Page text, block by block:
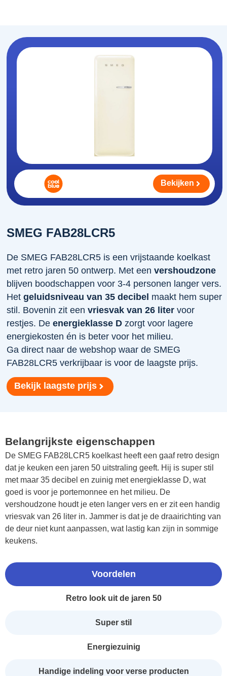
SMEG FAB28LCR5
De SMEG FAB28LCR5 is een vrijstaande koelkast
met retro jaren 50 ontwerp. Met eenvershoudzone
blijven boodschappen voor 3-4 personen langer vers.
Hetgeluidsniveau van 35 decibel maakt hem super
stil. Bovenin zit eenvriesvak van 26 liter voor
restjes. Deenergieklasse D zorgt voor lagere
energiekosten én is beter voor het milieu.
Ga direct naar de webshop waar de SMEG
FAB28LCR5 verkrijbaar is voor de laagste prijs.
Bekijk laagste prijs
Bekijken
Belangrijkste eigenschappen
De SMEG FAB28LCR5 koelkast heeft een gaaf retro design
dat je keuken een jaren 50 uitstraling geeft. Hij is super stil
met maar 35 decibel en zuinig met energieklasse D, wat
goed is voor je portemonnee en het milieu. De
vershoudzone houdt je eten langer vers en er zit een handig
vriesvak van 26 liter in. Jammer is dat je de draairichting van
de deur niet kunt aanpassen, wat lastig kan zijn in sommige
keukens.
Voordelen
Retro look uit de jaren 50
Super stil
Energiezuinig
Handige indeling voor verse producten